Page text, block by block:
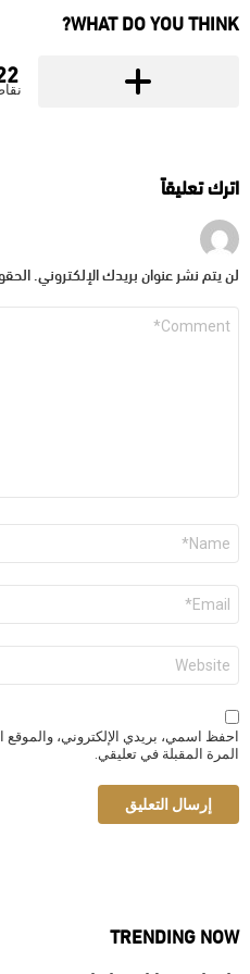
WHAT DO YOU THINK?
اترك تعليقاً
لن يتم نشر عنوان بريدك الإلكتروني.
التعليق
الاسم
البريد
الإلكتروني
*
الموقع
الإلكتروني
احفظ اسمي، بريدي الإلكتروني، والموقع
المرة المقبلة في تعليقي.
TRENDING NOW